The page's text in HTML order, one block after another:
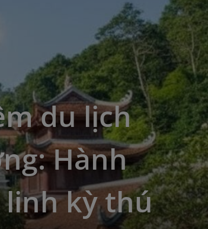
du lịch
Hành
kỳ thú